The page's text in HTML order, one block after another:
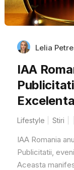
Lelia
IAA
Lifestyle Stiri
IAA Romania
Publicitatii,
Aceasta